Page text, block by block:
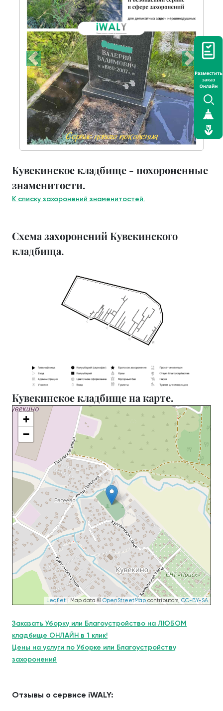
Кувекинское кладбище - похороненные
знаменитости.
К списку захоронений знаменитостей.
Схема захоронений Кувекинского
кладбища.
Кувекинское кладбище на карте.
+
−
Leaflet | Map data © OpenStreetMap contributors, CC-BY-SA
Заказать Уборку или Благоустройство на ЛЮБОМ
кладбище ОНЛАЙН в 1 клик!
Цены на услуги по Уборке или Благоустройству
захоронений
Отзывы о сервисе iWALY: